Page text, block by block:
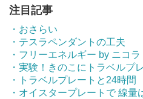
注目記事
・おさらい
・テスラペンダントの工夫
・フリーエネルギー by ニコ
・実験！きのこにトラベルプ
・トラベルプレートと24時間
・オイスタープレートで 線量